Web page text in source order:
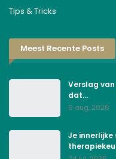
Tips & Tricks
Meest Recente Posts
Verslag
dat…
6 aug, 2026
Je innerlijke